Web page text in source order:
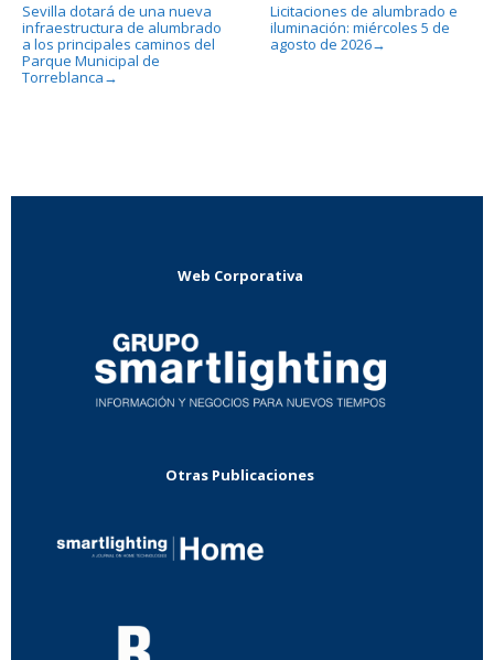
Sevilla dotará de una nueva
infraestructura de alumbrado
a los principales caminos del
Parque Municipal de
Torreblanca →
Licitaciones de alumbrado e
iluminación: miércoles 5 de
agosto de 2026→
Web Corporativa
Otras Publicaciones